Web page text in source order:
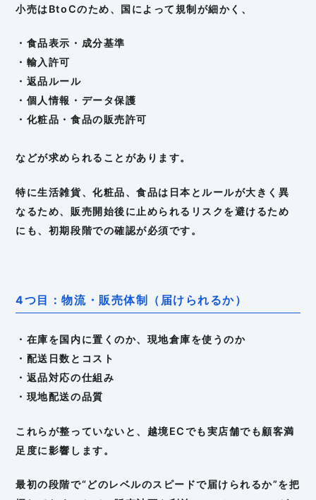
小売はBtoCのため、国によって規制が細かく、
・食品表示・成分基準
・輸入許可
・返品ルール
・個人情報・データ保護
・化粧品・食品の販売許可
などが求められることがあります。
特に生活雑貨、化粧品、食品は日本とルールが大きく異
なるため、販売開始後に止められるリスクを避けるため
にも、初期段階での確認が必須です。
4つ目：物流・販売体制（届けられるか）
・在庫を国内に置くのか、現地倉庫を使うのか
・配送日数とコスト
・返品対応の仕組み
・現地配送の品質
これらが整っていないと、越境ECでも実店舗でも顧客満
足度に影響します。
最初の段階で“どのレベルのスピードで届けられるか”を把